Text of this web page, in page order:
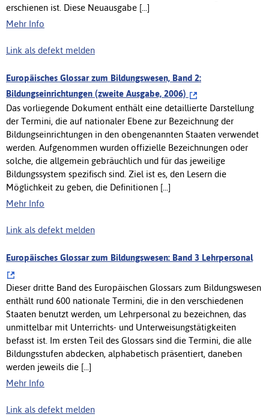
erschienen ist. Diese Neuausgabe [...]
Mehr Info
Link als defekt melden
Europäisches Glossar zum Bildungswesen, Band 2:
Bildungseinrichtungen (zweite Ausgabe, 2006)
Das vorliegende Dokument enthält eine detaillierte Darstellung
der Termini, die auf nationaler Ebene zur Bezeichnung der
Bildungseinrichtungen in den obengenannten Staaten verwendet
werden. Aufgenommen wurden offizielle Bezeichnungen oder
solche, die allgemein gebräuchlich und für das jeweilige
Bildungssystem spezifisch sind. Ziel ist es, den Lesern die
Möglichkeit zu geben, die Definitionen [...]
Mehr Info
Link als defekt melden
Europäisches Glossar zum Bildungswesen: Band 3 Lehrpersonal
Dieser dritte Band des Europäischen Glossars zum Bildungswesen
enthält rund 600 nationale Termini, die in den verschiedenen
Staaten benutzt werden, um Lehrpersonal zu bezeichnen, das
unmittelbar mit Unterrichts- und Unterweisungstätigkeiten
befasst ist. Im ersten Teil des Glossars sind die Termini, die alle
Bildungsstufen abdecken, alphabetisch präsentiert, daneben
werden jeweils die [...]
Mehr Info
Link als defekt melden